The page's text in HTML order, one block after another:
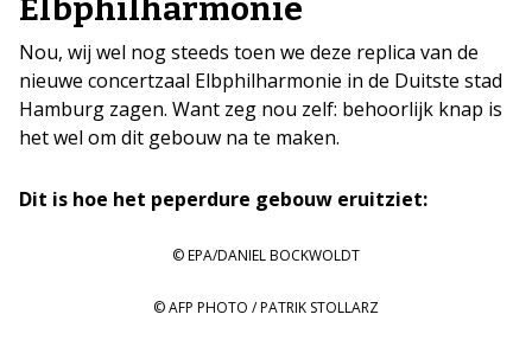
Elbphilharmonie
Nou, wij wel nog steeds toen we deze replica van de
nieuwe concertzaal Elbphilharmonie in de Duitste stad
Hamburg zagen. Want zeg nou zelf: behoorlijk knap is
het wel om dit gebouw na te maken.
Dit is hoe het peperdure gebouw eruitziet:
© EPA/DANIEL BOCKWOLDT
© AFP PHOTO / PATRIK STOLLARZ